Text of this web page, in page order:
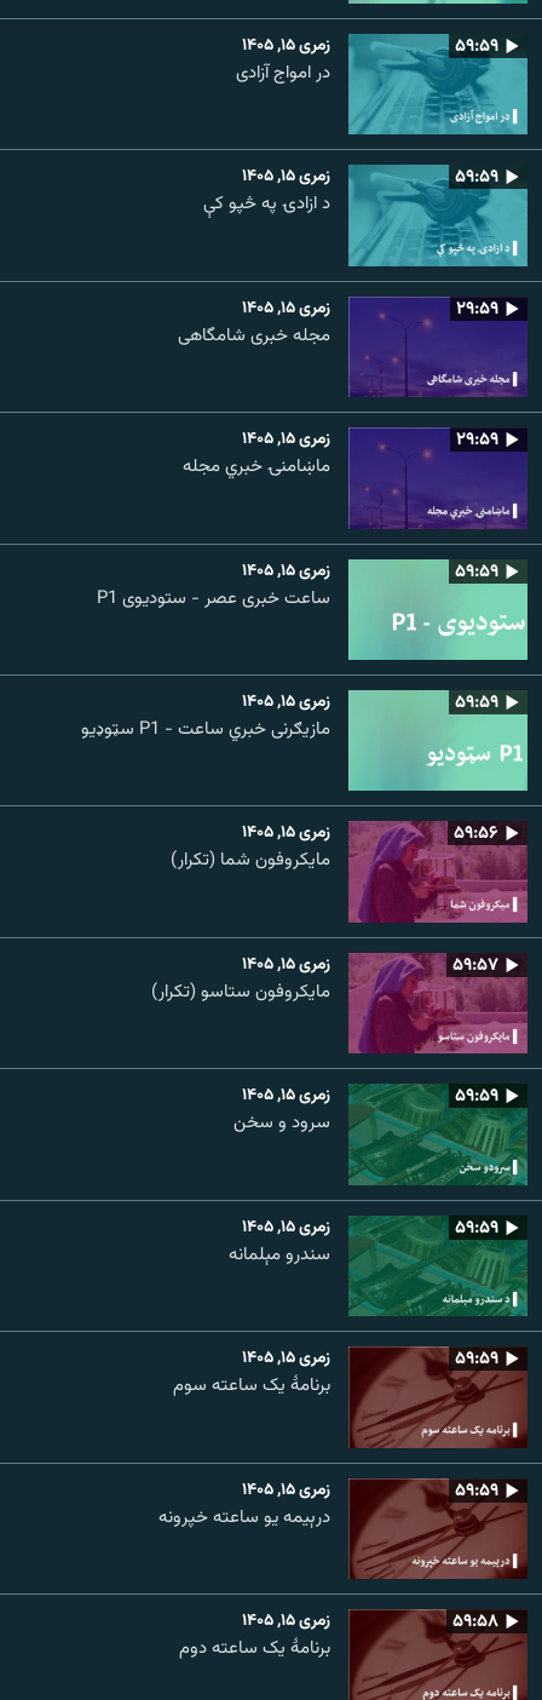
۵۹:۵۹ زمری ۱۵, ۱۴۰۵
در امواج آزادی
۵۹:۵۹ زمری ۱۵, ۱۴۰۵
د ازادۍ په څپو کې
۲۹:۵۹ زمری ۱۵, ۱۴۰۵
مجله خبری شامگاهی
۲۹:۵۹ زمری ۱۵, ۱۴۰۵
ماښامنۍ خبري مجله
۵۹:۵۹ زمری ۱۵, ۱۴۰۵
ساعت خبری عصر - ستودیوی P1
۵۹:۵۹ زمری ۱۵, ۱۴۰۵
مازیګرنی خبري ساعت - P1 سټوډیو
۵۹:۵۶ زمری ۱۵, ۱۴۰۵
مایکروفون شما (تکرار)
۵۹:۵۷ زمری ۱۵, ۱۴۰۵
مایکروفون ستاسو (تکرار)
۵۹:۵۹ زمری ۱۵, ۱۴۰۵
سرود و سخن
۵۹:۵۹ زمری ۱۵, ۱۴۰۵
سندرو مېلمانه
۵۹:۵۹ زمری ۱۵, ۱۴۰۵
برنامۀ یک ساعته سوم
۵۹:۵۹ زمری ۱۵, ۱۴۰۵
درېیمه یو ساعته خپرونه
۵۹:۵۸ زمری ۱۵, ۱۴۰۵
برنامۀ یک ساعته دوم